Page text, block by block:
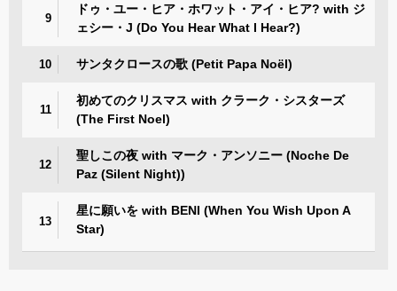
9
ドゥ・ユー・ヒア・ホワット・アイ・ヒア? with ジ
ェシー・J (Do You Hear What I Hear?)
10 サンタクロースの歌 (Petit Papa Noël)
11
初めてのクリスマス with クラーク・シスターズ
(The First Noel)
12
聖しこの夜 with マーク・アンソニー (Noche De
Paz (Silent Night))
13
星に願いを with BENI (When You Wish Upon A
Star)